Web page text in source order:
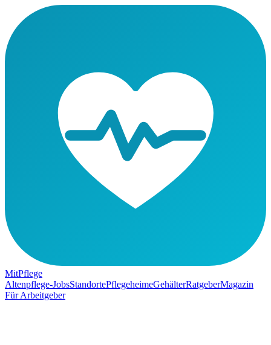
MitPflege
Altenpflege-JobsStandortePflegeheimeGehälterRatgeberMagazin
Für Arbeitgeber